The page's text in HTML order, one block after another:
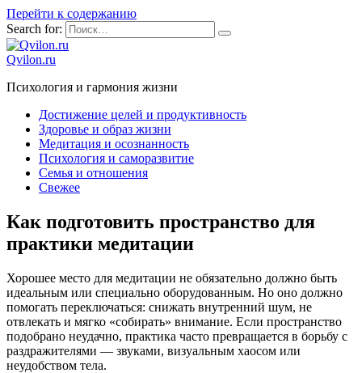
Перейти к содержанию
Search for:
Qvilon.ru
Психология и гармония жизни
Достижение целей и продуктивность
Здоровье и образ жизни
Медитация и осознанность
Психология и саморазвитие
Семья и отношения
Свежее
Как подготовить пространство для
практики медитации
Хорошее место для медитации не обязательно должно быть
идеальным или специально оборудованным. Но оно должно
помогать переключаться: снижать внутренний шум, не
отвлекать и мягко «собирать» внимание. Если пространство
подобрано неудачно, практика часто превращается в борьбу с
раздражителями — звуками, визуальным хаосом или
неудобством тела.